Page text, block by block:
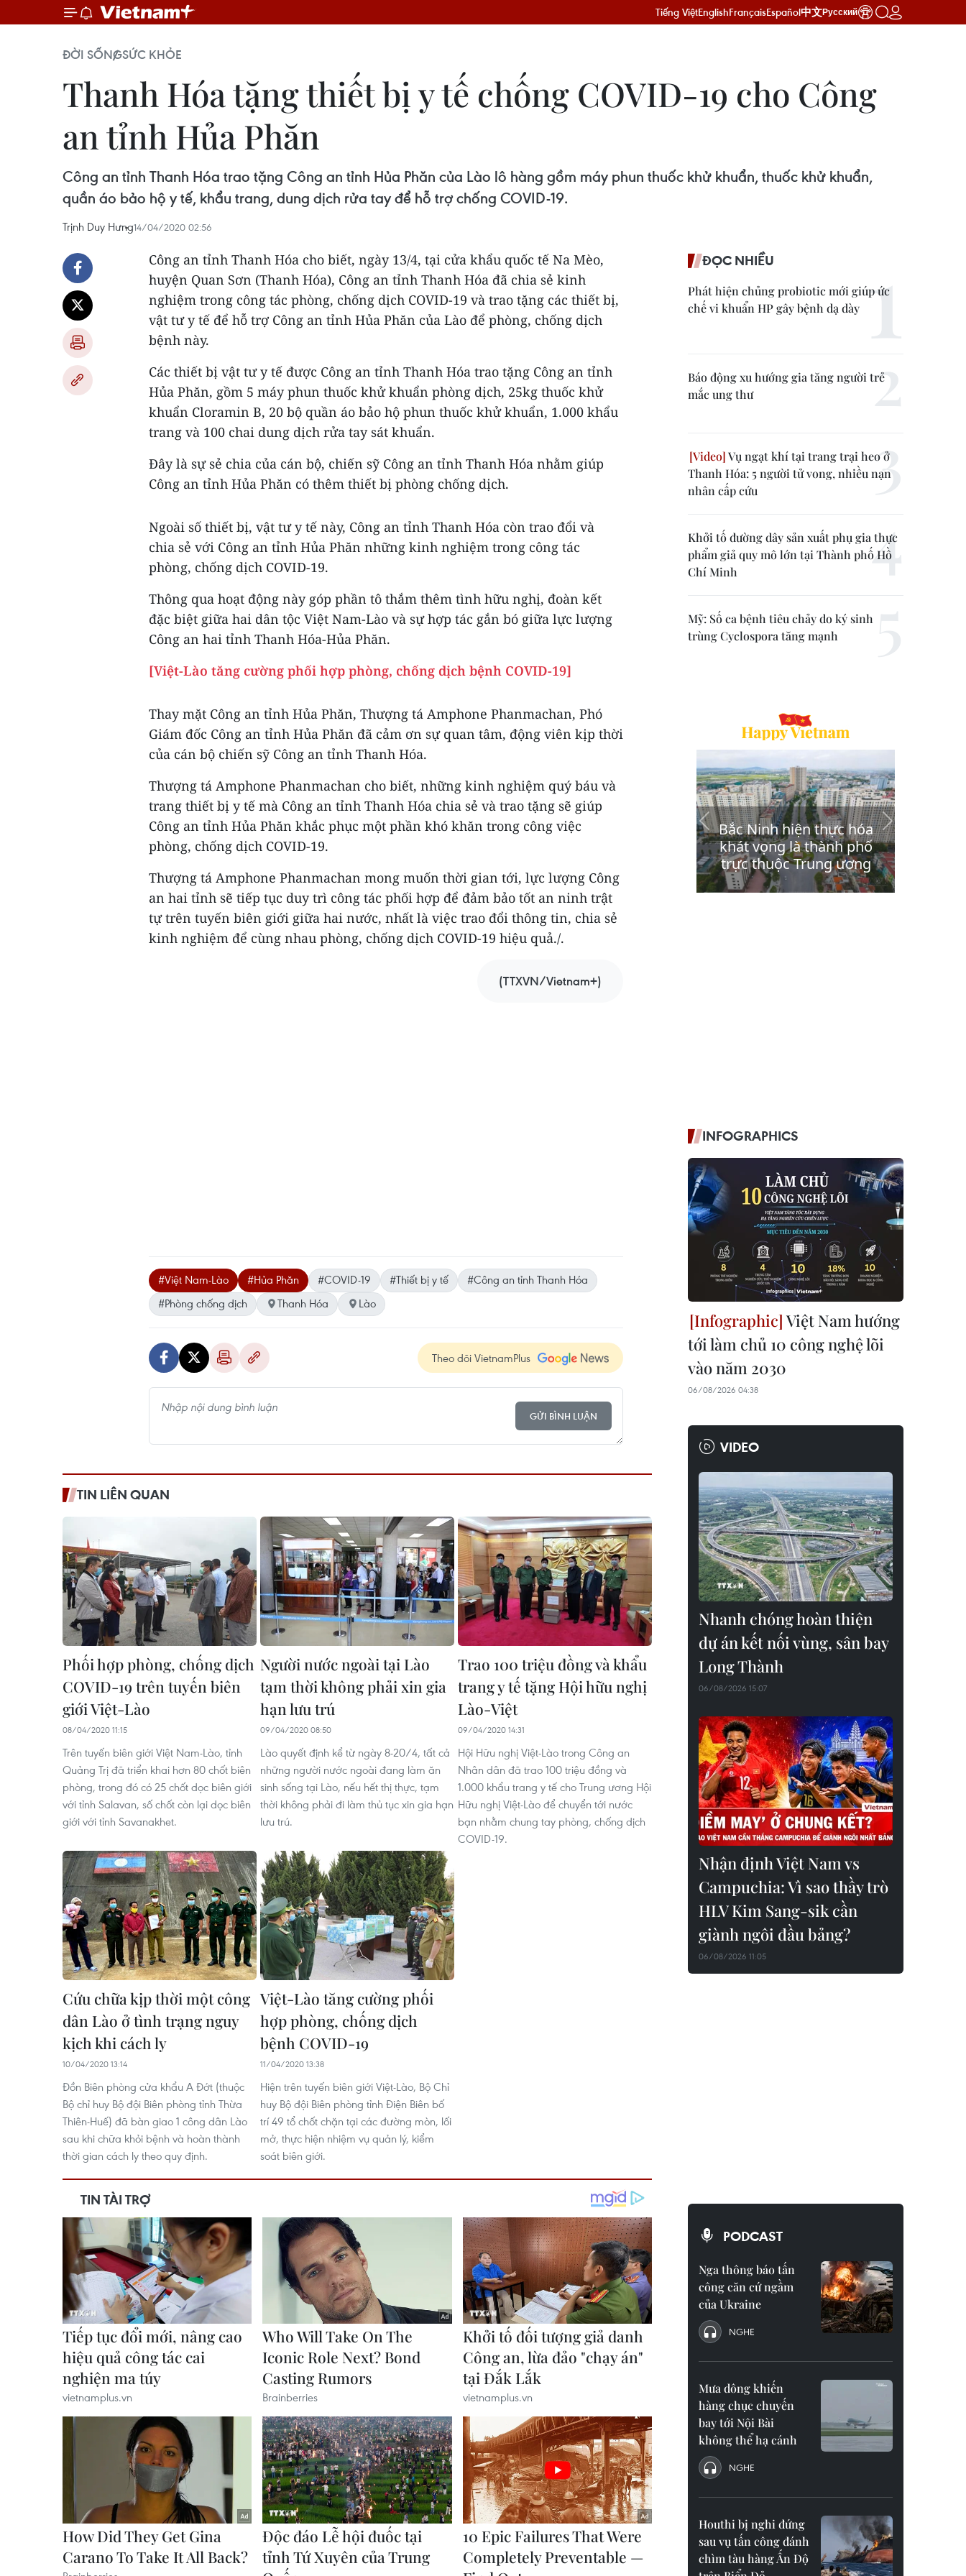
Tiếng ViệtEnglishFrançaisEspañol中文Русский
ĐỜI SỐNGSỨC KHỎE
Thanh Hóa tặng thiết bị y tế chống COVID-19 cho Công
an tỉnh Hủa Phăn
Công an tỉnh Thanh Hóa trao tặng Công an tỉnh Hủa Phăn của Lào lô hàng gồm máy phun thuốc khử khuẩn, thuốc khử khuẩn,
quần áo bảo hộ y tế, khẩu trang, dung dịch rửa tay để hỗ trợ chống COVID-19.
Trịnh Duy Hưng14/04/2020 02:56
Công an tỉnh Thanh Hóa cho biết, ngày 13/4, tại cửa khẩu quốc tế Na Mèo,
huyện Quan Sơn (Thanh Hóa), Công an tỉnh Thanh Hóa đã chia sẻ kinh
nghiệm trong công tác phòng, chống dịch COVID-19 và trao tặng các thiết bị,
vật tư y tế để hỗ trợ Công an tỉnh Hủa Phăn của Lào để phòng, chống dịch
bệnh này.
Các thiết bị vật tư y tế được Công an tỉnh Thanh Hóa trao tặng Công an tỉnh
Hủa Phăn, gồm 5 máy phun thuốc khử khuẩn phòng dịch, 25kg thuốc khử
khuẩn Cloramin B, 20 bộ quần áo bảo hộ phun thuốc khử khuẩn, 1.000 khẩu
trang và 100 chai dung dịch rửa tay sát khuẩn.
Đây là sự sẻ chia của cán bộ, chiến sỹ Công an tỉnh Thanh Hóa nhằm giúp
Công an tỉnh Hủa Phăn có thêm thiết bị phòng chống dịch.
Ngoài số thiết bị, vật tư y tế này, Công an tỉnh Thanh Hóa còn trao đổi và
chia sẻ với Công an tỉnh Hủa Phăn những kinh nghiệm trong công tác
phòng, chống dịch COVID-19.
Thông qua hoạt động này góp phần tô thắm thêm tình hữu nghị, đoàn kết
đặc biệt giữa hai dân tộc Việt Nam-Lào và sự hợp tác gắn bó giữa lực lượng
Công an hai tỉnh Thanh Hóa-Hủa Phăn.
[Việt-Lào tăng cường phối hợp phòng, chống dịch bệnh COVID-19]
Thay mặt Công an tỉnh Hủa Phăn, Thượng tá Amphone Phanmachan, Phó
Giám đốc Công an tỉnh Hủa Phăn đã cảm ơn sự quan tâm, động viên kịp thời
của cán bộ chiến sỹ Công an tỉnh Thanh Hóa.
Thượng tá Amphone Phanmachan cho biết, những kinh nghiệm quý báu và
trang thiết bị y tế mà Công an tỉnh Thanh Hóa chia sẻ và trao tặng sẽ giúp
Công an tỉnh Hủa Phăn khắc phục một phần khó khăn trong công việc
phòng, chống dịch COVID-19.
Thượng tá Amphone Phanmachan mong muốn thời gian tới, lực lượng Công
an hai tỉnh sẽ tiếp tục duy trì công tác phối hợp để đảm bảo tốt an ninh trật
tự trên tuyến biên giới giữa hai nước, nhất là việc trao đổi thông tin, chia sẻ
kinh nghiệm để cùng nhau phòng, chống dịch COVID-19 hiệu quả./.
(TTXVN/Vietnam+)
#Việt Nam-Lào #Hủa Phăn #COVID-19 #Thiết bị y tế
#Công an tỉnh Thanh Hóa
#Phòng chống dịch
Thanh Hóa Lào
Theo dõi VietnamPlus
GỬI BÌNH LUẬN
TIN LIÊN QUAN
Phối hợp phòng, chống dịch
COVID-19 trên tuyến biên
giới Việt-Lào
08/04/2020 11:15
Trên tuyến biên giới Việt Nam-Lào, tỉnh
Quảng Trị đã triển khai hơn 80 chốt biên
phòng, trong đó có 25 chốt dọc biên giới
với tỉnh Salavan, số chốt còn lại dọc biên
giới với tỉnh Savanakhet.
Người nước ngoài tại Lào
tạm thời không phải xin gia
hạn lưu trú
09/04/2020 08:50
Lào quyết định kể từ ngày 8-20/4, tất cả
những người nước ngoài đang làm ăn
sinh sống tại Lào, nếu hết thị thực, tạm
thời không phải đi làm thủ tục xin gia hạn
lưu trú.
Trao 100 triệu đồng và khẩu
trang y tế tặng Hội hữu nghị
Lào-Việt
09/04/2020 14:31
Hội Hữu nghị Việt-Lào trong Công an
Nhân dân đã trao 100 triệu đồng và
1.000 khẩu trang y tế cho Trung ương Hội
Hữu nghị Việt-Lào để chuyển tới nước
bạn nhằm chung tay phòng, chống dịch
COVID-19.
Cứu chữa kịp thời một công
dân Lào ở tình trạng nguy
kịch khi cách ly
10/04/2020 13:14
Đồn Biên phòng cửa khẩu A Đớt (thuộc
Bộ chỉ huy Bộ đội Biên phòng tỉnh Thừa
Thiên-Huế) đã bàn giao 1 công dân Lào
sau khi chữa khỏi bệnh và hoàn thành
thời gian cách ly theo quy định.
Việt-Lào tăng cường phối
hợp phòng, chống dịch
bệnh COVID-19
11/04/2020 13:38
Hiện trên tuyến biên giới Việt-Lào, Bộ Chỉ
huy Bộ đội Biên phòng tỉnh Điện Biên bố
trí 49 tổ chốt chặn tại các đường mòn, lối
mở, thực hiện nhiệm vụ quản lý, kiểm
soát biên giới.
ĐỌC NHIỀU
Phát hiện chủng probiotic mới giúp ức
chế vi khuẩn HP gây bệnh dạ dày
Báo động xu hướng gia tăng người trẻ
mắc ung thư
Vụ ngạt khí tại trang trại heo ở
Thanh Hóa: 5 người tử vong, nhiều nạn
nhân cấp cứu
Khởi tố đường dây sản xuất phụ gia thực
phẩm giả quy mô lớn tại Thành phố Hồ
Chí Minh
Mỹ: Số ca bệnh tiêu chảy do ký sinh
trùng Cyclospora tăng mạnh
INFOGRAPHICS
Việt Nam hướng
tới làm chủ 10 công nghệ lõi
vào năm 2030
06/08/2026 04:38
VIDEO
Nhanh chóng hoàn thiện
dự án kết nối vùng, sân bay
Long Thành
06/08/2026 15:07
Nhận định Việt Nam vs
Campuchia: Vì sao thầy trò
HLV Kim Sang-sik cần
giành ngôi đầu bảng?
06/08/2026 11:05
PODCAST
Nga thông báo tấn
công căn cứ ngầm
của Ukraine
NGHE
Mưa dông khiến
hàng chục chuyến
bay tới Nội Bài
không thể hạ cánh
NGHE
Houthi bị nghi đứng
sau vụ tấn công đánh
chìm tàu hàng Ấn Độ